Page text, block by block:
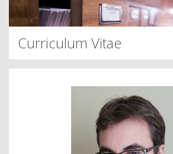
Curriculum Vitae